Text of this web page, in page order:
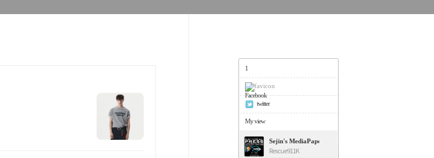
1
Facebook
twitter
My view
Sejin's MediaPaper - 오세진 사진기자의 미디어페이퍼
Rescue911K